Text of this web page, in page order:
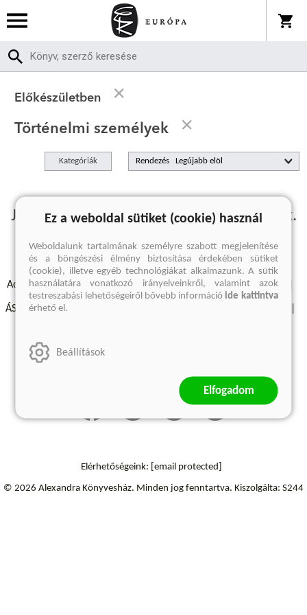
Előkészületben
Történelmi személyek
Kategóriák Rendezés
Jelenleg nincs előkészületben termékünk.
Adatvédelmi szabályzatok Elállási felmondási nyilatkozat
ÁSZF - Vásárlási feltételek
Szállítási információk
Elérhetőségeink: [email protected]
© 2026 Alexandra Könyvesház. Minden jog fenntartva. Kiszolgálta: S244
Ez a weboldal sütiket (cookie) használ
Weboldalunk tartalmának személyre szabott megjelenítése
és a böngészési élmény biztosítása érdekében sütiket
(cookie), illetve egyéb technológiákat alkalmazunk. A sütik
használatára vonatkozó irányelveinkről, valamint azok
testreszabási lehetőségeiről bővebb információide kattintva
érhető el.
Beállítások
Elfogadom